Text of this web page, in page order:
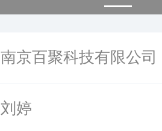
南京百聚科技有限公司
刘婷